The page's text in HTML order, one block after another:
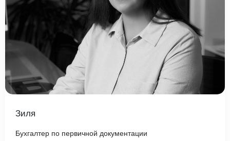
Зиля
Бухгалтер по первичной документации